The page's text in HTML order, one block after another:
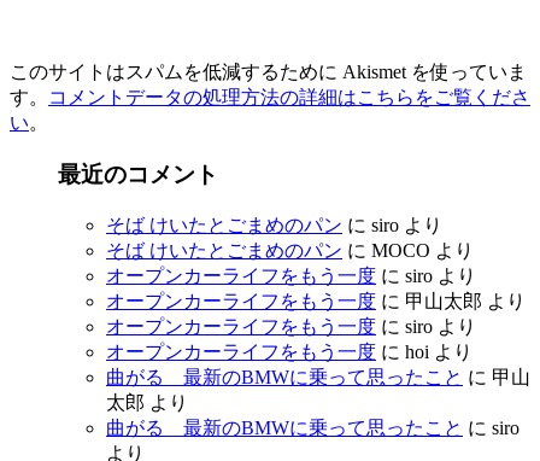
このサイトはスパムを低減するために Akismet を使っていま
す。
コメントデータの処理方法の詳細はこちらをご覧くださ
い。
最近のコメント
そば けいたとごまめのパン に siro より
そば けいたとごまめのパン に MOCO より
オープンカーライフをもう一度 に siro より
オープンカーライフをもう一度 に 甲山太郎 より
オープンカーライフをもう一度 に siro より
オープンカーライフをもう一度 に hoi より
曲がる 最新のBMWに乗って思ったこと に 甲山
太郎 より
曲がる 最新のBMWに乗って思ったこと に siro
より